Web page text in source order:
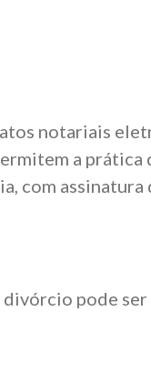
notariais
a prática
com
pode